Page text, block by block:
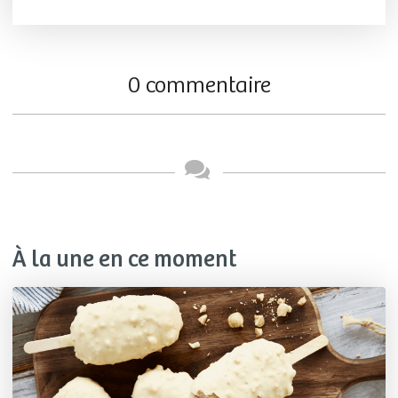
0 commentaire
À la une en ce moment